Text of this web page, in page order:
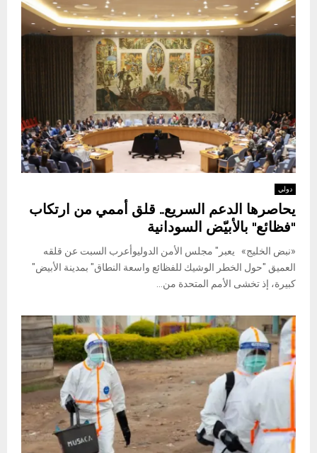
دولي
يحاصرها الدعم السريع.. قلق أممي من ارتكاب
"فظائع" بالأبيّض السودانية
«نبض الخليج» يعبر" مجلس الأمن الدوليوأعرب السبت عن قلقه
العميق "حول الخطر الوشيك للفظائع واسعة النطاق" بمدينة الأبيض"
كبيرة، إذ تخشى الأمم المتحدة من...